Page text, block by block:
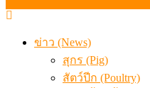
ข่าว (News)
สุกร (Pig)
สัตว์ปีก (Poultry)